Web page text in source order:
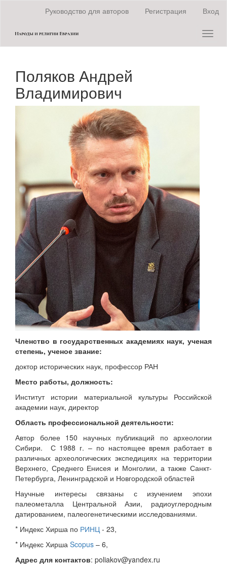
содержанию
страницы
Основное
содержание
Боковая
панель
Руководство для авторов Регистрация Вход
Поляков Андрей
Владимирович
Членство в государственных академиях наук, ученая
степень, ученое звание:
доктор исторических наук, профессор РАН
Место работы, должность:
Институт истории материальной культуры Российской
академии наук, директор
Область профессиональной деятельности:
Автор более 150 научных публикаций по археологии
Сибири. С 1988 г. – по настоящее время работает в
различных археологических экспедициях на территории
Верхнего, Среднего Енисея и Монголии, а также Санкт-
Петербурга, Ленинградской и Новгородской областей
Научные интересы связаны с изучением эпохи
палеометалла Центральной Азии, радиоуглеродным
датированием, палеогенетическими исследованиями.
* Индекс Хирша по РИНЦ - 23,
* Индекс Хирша Scopus – 6,
Адрес для контактов: poliakov@yandex.ru